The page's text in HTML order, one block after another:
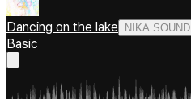
Dancing on the lake NIKA SOUND
Basic